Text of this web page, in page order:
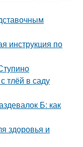
инструкция по
тлёй в саду
Б: как
здоровья и